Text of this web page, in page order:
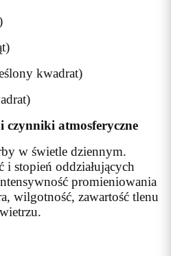
kwadrat)
czynniki atmosferyczne
w świetle dziennym.
i stopień oddziałujących
promieniowania
wilgotność, zawartość tlenu